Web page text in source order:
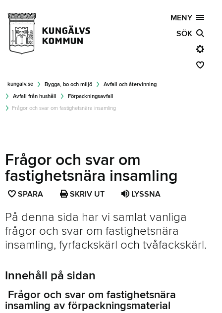
MENY
SÖK
kungalv.se Bygga, bo och miljö
Avfall och återvinning
Avfall från hushåll
Förpackningsavfall
Frågor och svar om fastighetsnära insamling
Frågor och svar om
fastighetsnära insamling
SPARA SPARA
SOM
FAVORIT
SKRIV UT LYSSNA
På denna sida har vi samlat vanliga
frågor och svar om fastighetsnära
insamling, fyrfackskärl och tvåfackskärl.
Innehåll på sidan
Frågor och svar om fastighetsnära
insamling av förpackningsmaterial